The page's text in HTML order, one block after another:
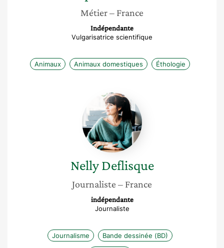
Métier– France
Indépendante
Vulgarisatrice scientifique
Animaux Animaux domestiques Éthologie
Nelly
Deflisque
Nelly Deflisque
Journaliste – France
indépendante
Journaliste
Journalisme Bande dessinée (BD)